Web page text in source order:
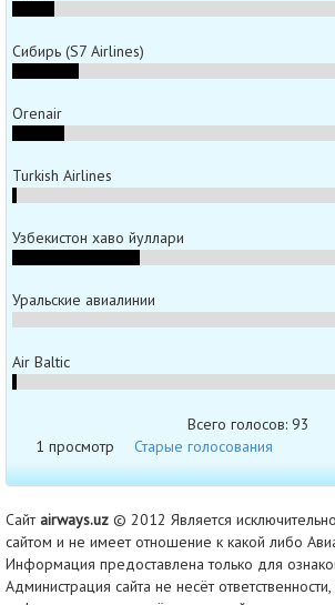
Сибирь (S7 Airlines)
Orenair
Turkish Airlines
Узбекистон хаво йуллари
Уральские авиалинии
Air Baltic
Всего голосов: 93
1 просмотр
Старые голосования
Сайтairways.uz © 2012 Является
сайтом и не имеет отношение к какой либо
Информация предоставлена только для
Администрация сайта не несёт